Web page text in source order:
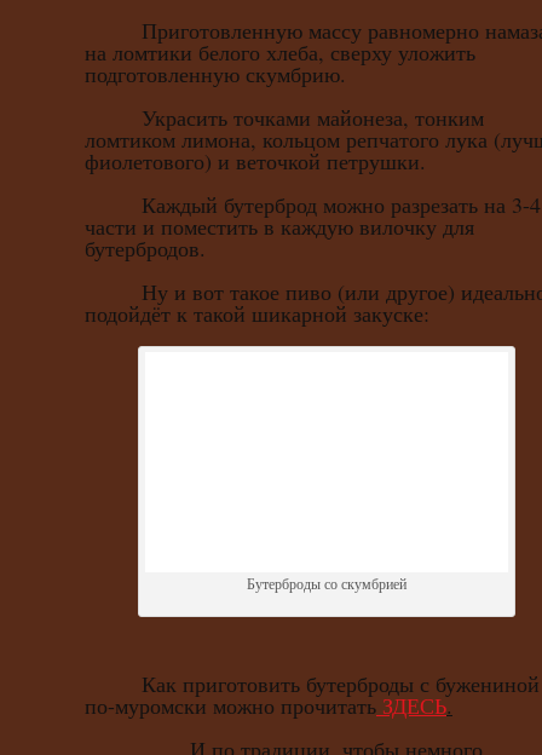
Приготовленную массу равномерно
на ломтики белого хлеба, сверху уложить
подготовленную скумбрию.
Украсить точками майонеза, тонким
ломтиком лимона, кольцом репчатого лука
фиолетового) и веточкой петрушки.
Каждый бутерброд можно разрезать на 3-4
части и поместить в каждую вилочку для
бутербродов.
Ну и вот такое пиво (или другое)
подойдёт к такой шикарной закуске:
Бутерброды со скумбрией
Как приготовить бутерброды с бужениной
по-муромски можно прочитать ЗДЕСЬ.
И по традиции, чтобы немного